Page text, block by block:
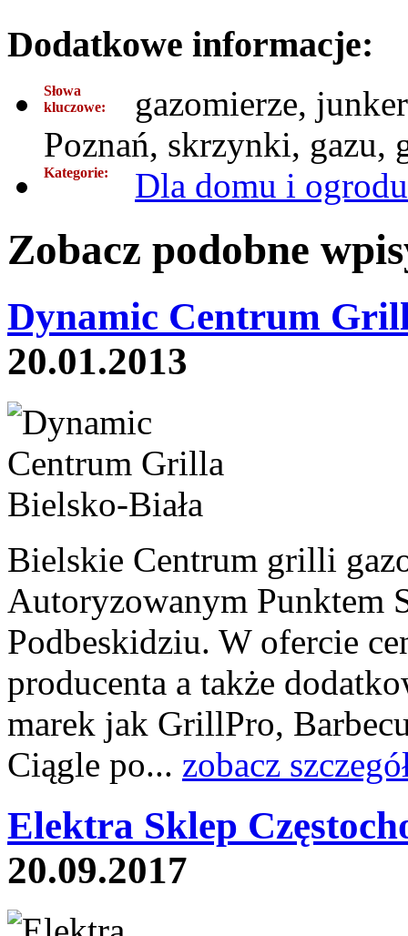
Dodatkowe informacje:
Słowa
kluczowe:
gazomierze,
Poznań, skrzynki, gazu,
Kategorie: Dla domu i ogrodu
Zobacz podobne
Dynamic Centrum
20.01.2013
Bielskie Centrum grilli
Autoryzowanym Punktem
Podbeskidziu. W ofercie
producenta a także
marek jak GrillPro,
Ciągle po... zobacz
Elektra Sklep
20.09.2017